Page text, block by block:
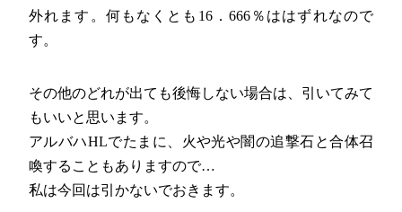
外れます。何もなくとも16．666％ははずれなので
す。
その他のどれが出ても後悔しない場合は、引いてみて
もいいと思います。
アルバハHLでたまに、火や光や闇の追撃石と合体召
喚することもありますので…
私は今回は引かないでおきます。